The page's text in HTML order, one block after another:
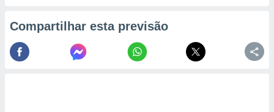
Compartilhar esta previsão